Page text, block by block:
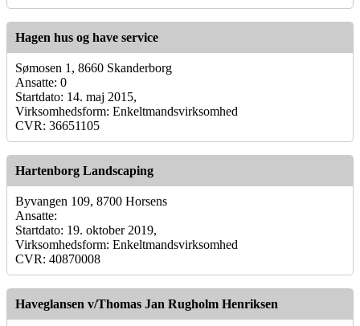
Hagen hus og have service
Sømosen 1, 8660 Skanderborg
Ansatte: 0
Startdato: 14. maj 2015,
Virksomhedsform: Enkeltmandsvirksomhed
CVR: 36651105
Hartenborg Landscaping
Byvangen 109, 8700 Horsens
Ansatte:
Startdato: 19. oktober 2019,
Virksomhedsform: Enkeltmandsvirksomhed
CVR: 40870008
Haveglansen v/Thomas Jan Rugholm Henriksen